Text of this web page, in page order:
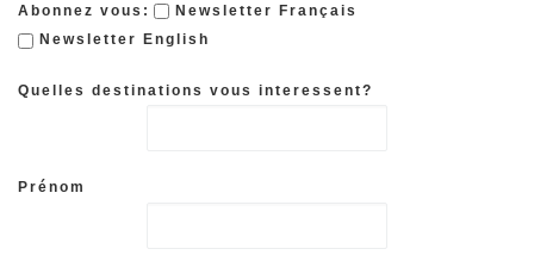
Abonnez vous:
Newsletter Français
Newsletter English
Quelles destinations vous interessent?
Prénom